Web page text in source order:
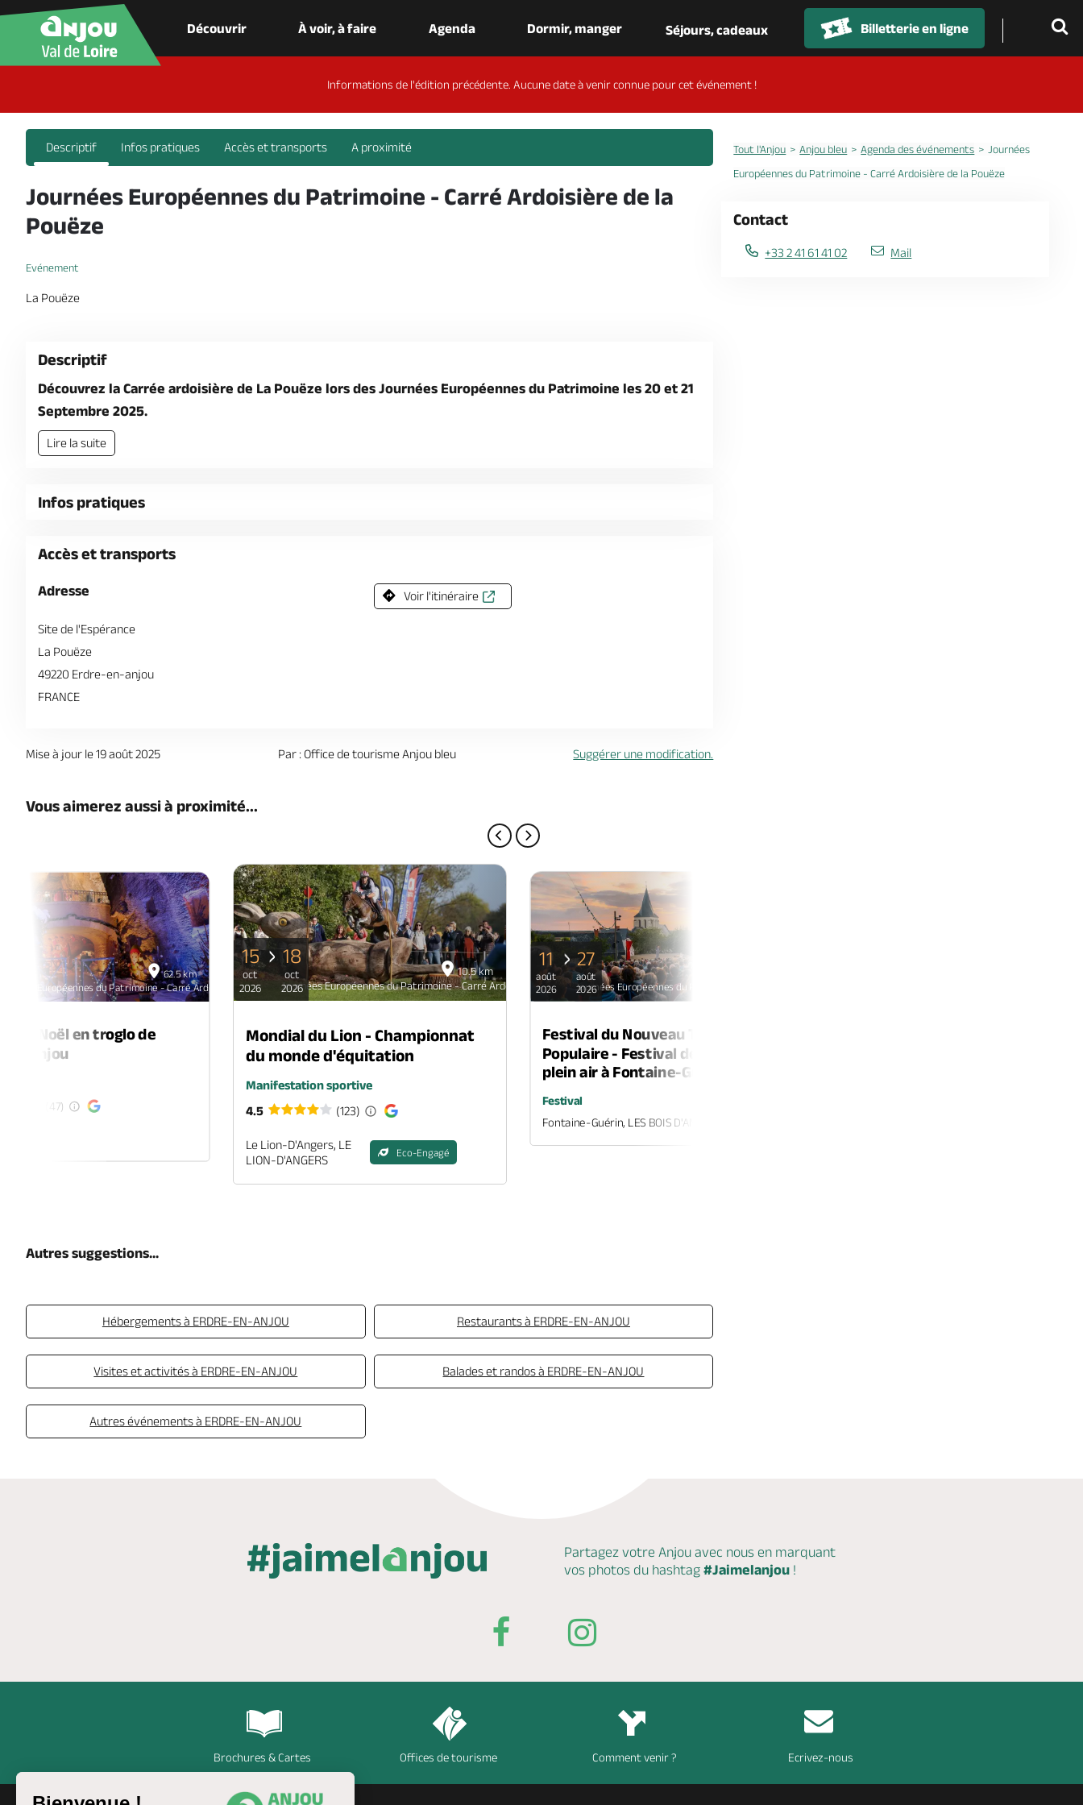
Découvrir À voir, à faire Agenda Dormir, manger Séjours, cadeaux Billetterie en ligne
Informations de l'édition précédente. Aucune date à venir connue pour cet événement !
Descriptif Infos pratiques Accès et transports A proximité
Journées Européennes du Patrimoine - Carré Ardoisière de la
Pouëze
Evénement
La Pouëze
Descriptif
Découvrez la Carrée ardoisière de La Pouëze lors des Journées Européennes du Patrimoine les 20 et 21
Septembre 2025.
Lire la suite
Infos pratiques
Accès et transports
Adresse
Site de l'Espérance
La Pouëze
49220 Erdre-en-anjou
FRANCE
Voir l'itinéraire
Mise à jour le 19 août 2025 Par : Office de tourisme Anjou bleu Suggérer une modification.
Vous aimerez aussi à proximité...
62.5 km
Européennes du Patrimoine - Carré Ardoisière de la Pouëze
de Noël en troglo de
en-Anjou
(47)
10.5 km
Journées Européennes du Patrimoine - Carré Ardoisière de la Pouëze
15
oct
2026
18
oct
2026
Mondial du Lion - Championnat
du monde d'équitation
Manifestation sportive
4.5
(123)
Le Lion-D'Angers, LE
LION-D'ANGERS
Eco-Engagé
Journées Européennes du Patrimoine - Carré Ardoisière de la Pouëze
11
août
2026
27
août
2026
Festival du Nouveau Théâtre
Populaire - Festival de théâtre en
plein air à Fontaine-Guérin
Festival
Fontaine-Guérin, LES BOIS D'ANJOU
Autres suggestions...
Hébergements à ERDRE-EN-ANJOU Restaurants à ERDRE-EN-ANJOU
Visites et activités à ERDRE-EN-ANJOU Balades et randos à ERDRE-EN-ANJOU
Autres événements à ERDRE-EN-ANJOU
Tout l'Anjou Anjou bleu Agenda des événements
Journées
Européennes du Patrimoine - Carré Ardoisière de la Pouëze
Contact
+33 2 41 61 41 02 Mail
Partagez votre Anjou avec nous en marquant
vos photos du hashtag #Jaimelanjou !
Brochures & Cartes Offices de tourisme Comment venir ? Ecrivez-nous